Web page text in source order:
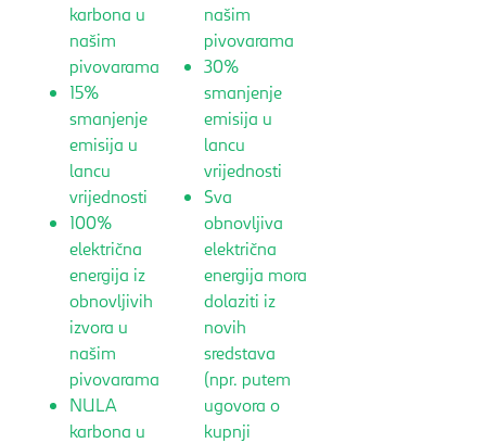
karbona u
našim
pivovarama
15%
smanjenje
emisija u
lancu
vrijednosti
100%
električna
energija iz
obnovljivih
izvora u
našim
pivovarama
NULA
karbona u
našim
pivovarama
30%
smanjenje
emisija u
lancu
vrijednosti
Sva
obnovljiva
električna
energija mora
dolaziti iz
novih
sredstava
(npr. putem
ugovora o
kupnji